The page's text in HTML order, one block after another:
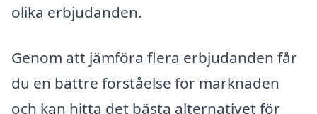
olika erbjudanden.
Genom att jämföra flera erbjudanden får
du en bättre förståelse för marknaden
och kan hitta det bästa alternativet för